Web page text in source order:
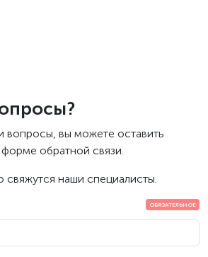
вопросы, вы можете оставить
обратной связи.
свяжутся наши специалисты.